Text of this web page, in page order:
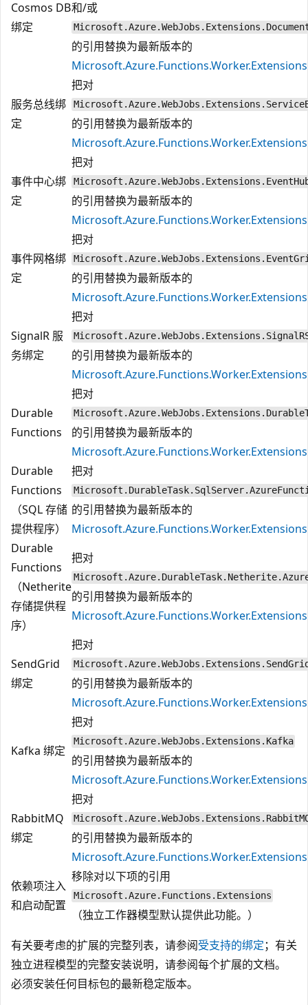
Cosmos DB
绑定
和/或
的引用替换为最新版本的
服务总线绑
定
把对
的引用替换为最新版本的
事件中心绑
定
把对
的引用替换为最新版本的
事件网格绑
定
把对
的引用替换为最新版本的
SignalR 服
务绑定
把对
的引用替换为最新版本的
Durable
Functions
把对
的引用替换为最新版本的
Durable
Functions
（SQL 存储
提供程序）
把对
的引用替换为最新版本的
Durable
Functions
（Netherite
存储提供程
序）
把对
的引用替换为最新版本的
SendGrid
绑定
把对
的引用替换为最新版本的
Kafka 绑定
把对
Microsoft.Azure.WebJobs.Extensions.Kafka
的引用替换为最新版本的
RabbitMQ
绑定
把对
的引用替换为最新版本的
依赖项注入
和启动配置
移除对以下项的引用
Microsoft.Azure.Functions.Extensions
（独立工作器模型默认提供此功能。）
有关要考虑的扩展的完整列表，请参阅受支持的绑定；有关
独立进程模型的完整安装说明，请参阅每个扩展的文档。
必须安装任何目标包的最新稳定版本。